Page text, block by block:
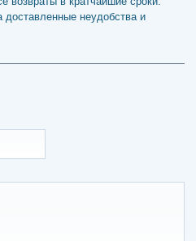
доставленные неудобства и